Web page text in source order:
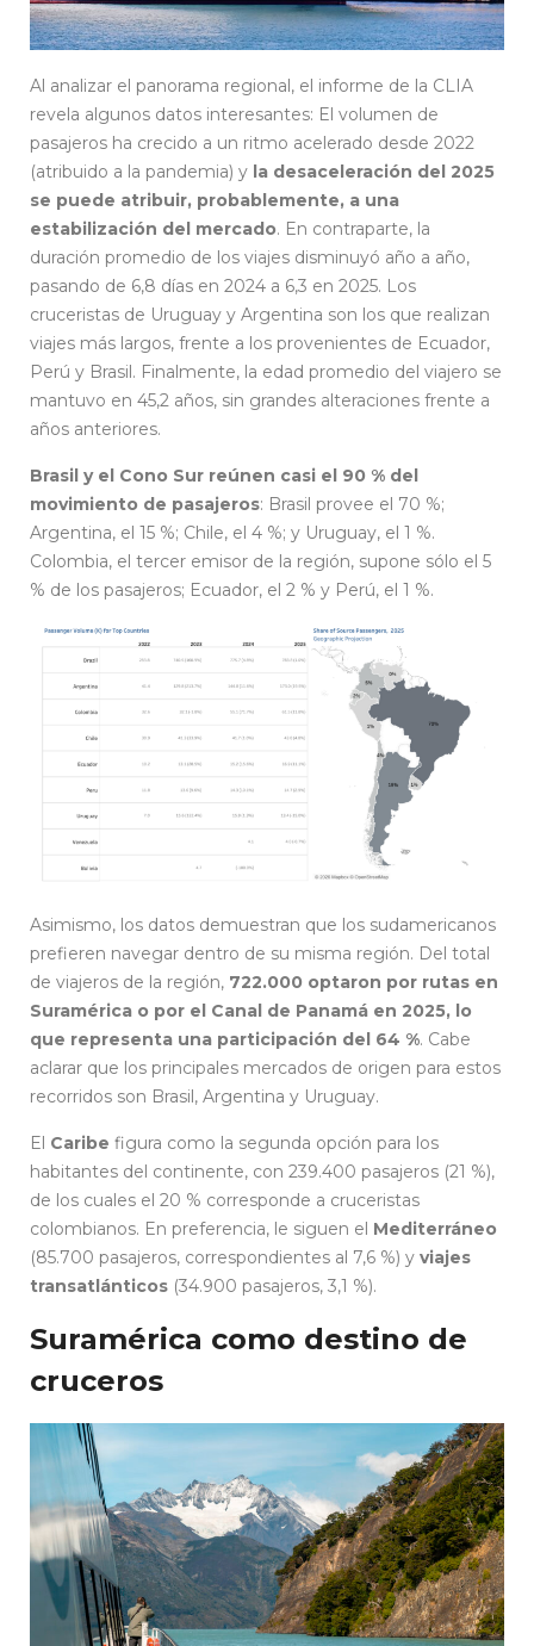
Al analizar el panorama regional, el informe de la CLIA
revela algunos datos interesantes: El volumen de
pasajeros ha crecido a un ritmo acelerado desde 2022
(atribuido a la pandemia) y la desaceleración del 2025
se puede atribuir, probablemente, a una
estabilización del mercado. En contraparte, la
duración promedio de los viajes disminuyó año a año,
pasando de 6,8 días en 2024 a 6,3 en 2025. Los
cruceristas de Uruguay y Argentina son los que realizan
viajes más largos, frente a los provenientes de Ecuador,
Perú y Brasil. Finalmente, la edad promedio del viajero se
mantuvo en 45,2 años, sin grandes alteraciones frente a
años anteriores.
Brasil y el Cono Sur reúnen casi el 90 % del
movimiento de pasajeros: Brasil provee el 70 %;
Argentina, el 15 %; Chile, el 4 %; y Uruguay, el 1 %.
Colombia, el tercer emisor de la región, supone sólo el 5
% de los pasajeros; Ecuador, el 2 % y Perú, el 1 %.
Asimismo, los datos demuestran que los sudamericanos
prefieren navegar dentro de su misma región. Del total
de viajeros de la región, 722.000 optaron por rutas en
Suramérica o por el Canal de Panamá en 2025, lo
que representa una participación del 64 %. Cabe
aclarar que los principales mercados de origen para estos
recorridos son Brasil, Argentina y Uruguay.
El Caribe figura como la segunda opción para los
habitantes del continente, con 239.400 pasajeros (21 %),
de los cuales el 20 % corresponde a cruceristas
colombianos. En preferencia, le siguen el Mediterráneo
(85.700 pasajeros, correspondientes al 7,6 %) y viajes
transatlánticos (34.900 pasajeros, 3,1 %).
Suramérica como destino de
cruceros